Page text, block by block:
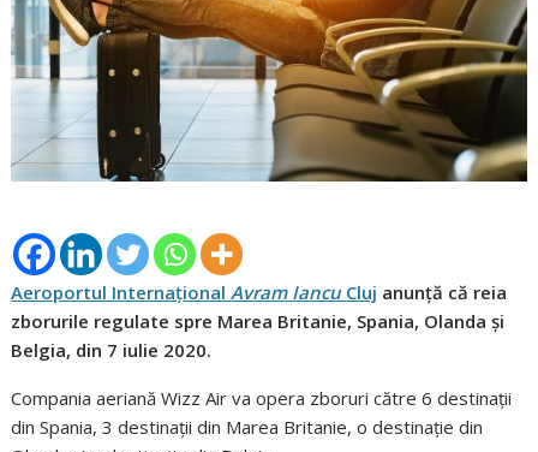
Aeroportul InternaționalAvram Iancu Cluj anunță că reia
zborurile regulate spre Marea Britanie, Spania, Olanda și
Belgia, din 7 iulie 2020.
Compania aeriană Wizz Air va opera zboruri către 6 destinații
din Spania, 3 destinații din Marea Britanie, o destinație din